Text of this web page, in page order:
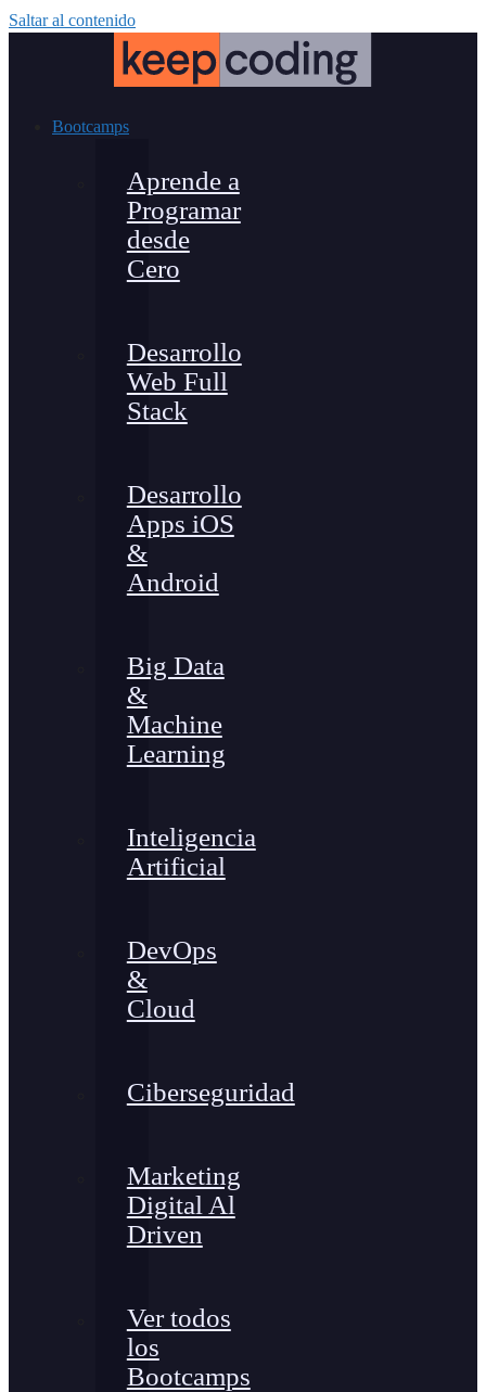
Saltar al contenido
Bootcamps
Aprende a
Programar
desde
Cero
Desarrollo
Web Full
Stack
Desarrollo
Apps iOS
&
Android
Big Data
&
Machine
Learning
Inteligencia
Artificial
DevOps
&
Cloud
Ciberseguridad
Marketing
Digital Al
Driven
Ver todos
los
Bootcamps